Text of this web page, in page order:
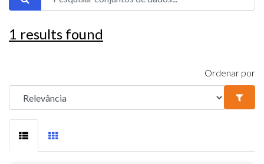
1 results found
Ordenar por